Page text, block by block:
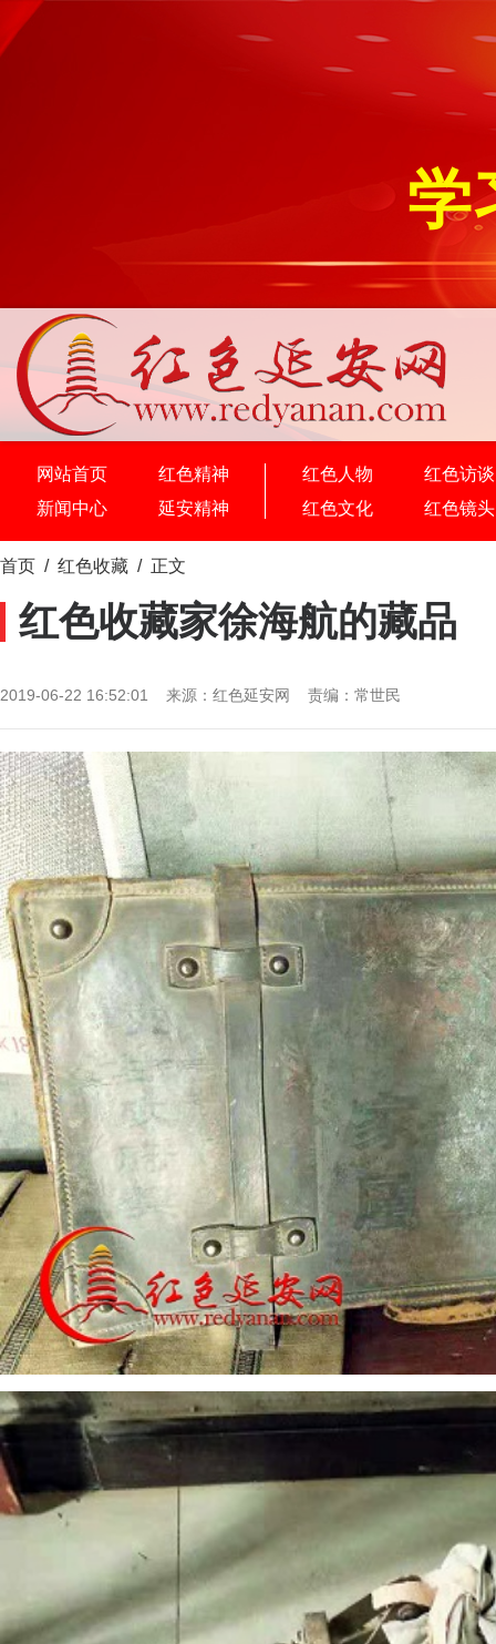
学
网站首页
红色精神
新闻中心
延安精神
红色人物
红色访谈
红色文化
红色镜头
首页 / 红色收藏 / 正文
红色收藏家徐海航的藏品
2019-06-22 16:52:01 来源：红色延安网 责编：常世民